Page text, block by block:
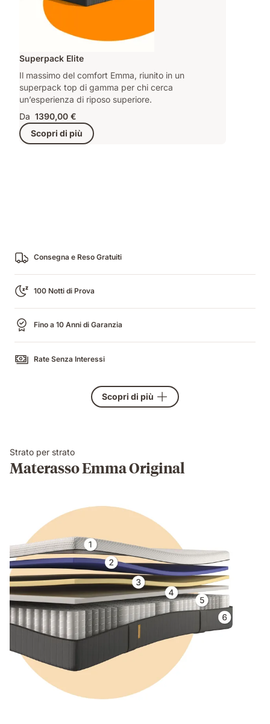
Superpack Elite
Il massimo del comfort Emma, riunito in un
superpack top di gamma per chi cerca
un’esperienza di riposo superiore.
Da 1390,00 €
Scopri di più
Consegna e Reso Gratuiti
100 Notti di Prova
Fino a 10 Anni di Garanzia
Rate Senza Interessi
Scopri di più
Strato per strato
Materasso Emma Original